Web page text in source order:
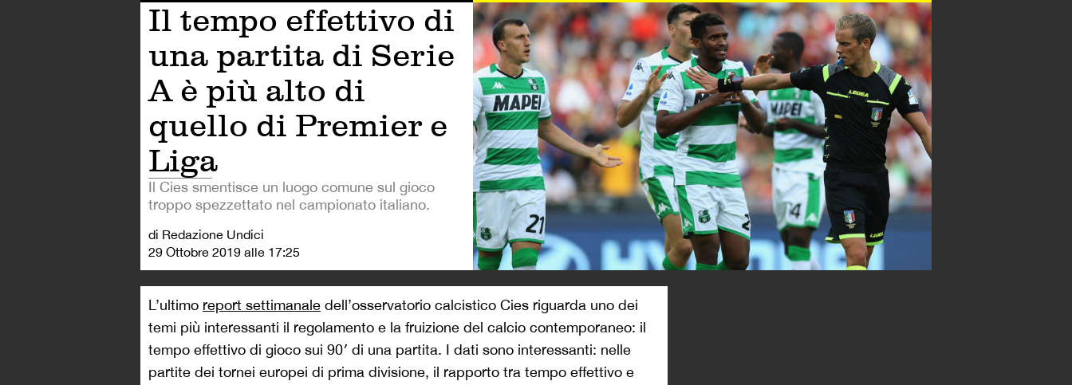
Il tempo effettivo di
una partita di Serie
A è più alto di
quello di Premier e
Liga
Il Cies smentisce un luogo comune sul gioco
troppo spezzettato nel campionato italiano.
di Redazione Undici
29 Ottobre 2019 alle 17:25
L’ultimo report settimanale dell’osservatorio calcistico Cies riguarda uno dei
temi più interessanti il regolamento e la fruizione del calcio contemporaneo: il
tempo effettivo di gioco sui 90′ di una partita. I dati sono interessanti: nelle
partite dei tornei europei di prima divisione, il rapporto tra tempo effettivo e